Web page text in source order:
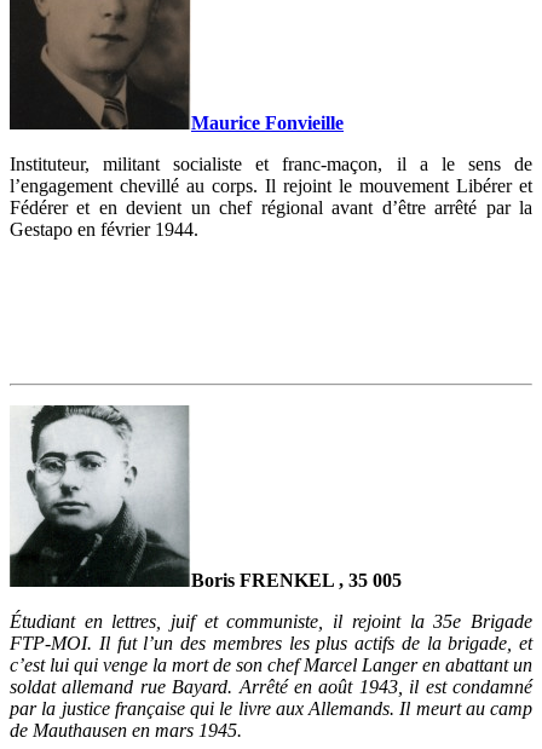
Maurice Fonvieille
Instituteur, militant socialiste et franc-maçon, il a le sens de
l’engagement chevillé au corps. Il rejoint le mouvement Libérer et
Fédérer et en devient un chef régional avant d’être arrêté par la
Gestapo en février 1944.
Boris FRENKEL , 35 005
Étudiant en lettres, juif et communiste, il rejoint la 35e Brigade
FTP-MOI. Il fut l’un des membres les plus actifs de la brigade, et
c’est lui qui venge la mort de son chef Marcel Langer en abattant un
soldat allemand rue Bayard. Arrêté en août 1943, il est condamné
par la justice française qui le livre aux Allemands. Il meurt au camp
de Mauthausen en mars 1945.